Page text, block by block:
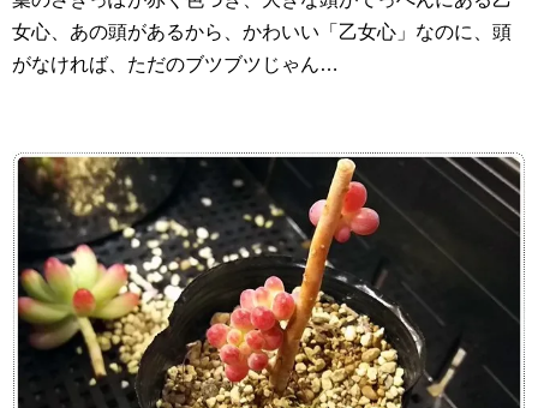
女心、あの頭があるから、かわいい「乙女心」なのに、頭
がなければ、ただのブツブツじゃん…